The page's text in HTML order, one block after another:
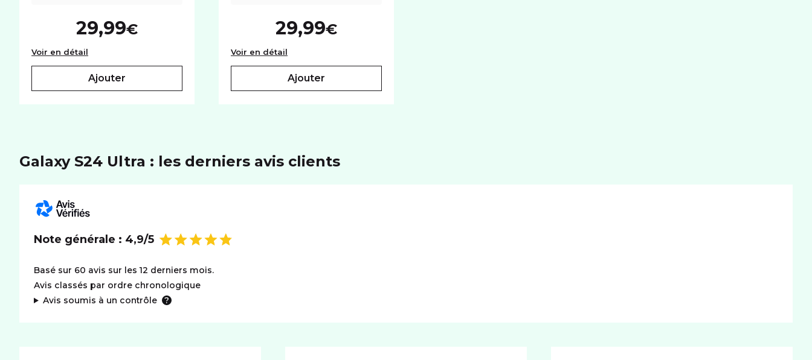
29,99€
Voir en détail Base chargeur secteur USB-C GaN 25W Samsung noir
ajouter
29,99€
Voir en détail
ajouter
Galaxy S24 Ultra : les derniers avis clients
Note générale : 4,9/5
Basé sur 60 avis sur les 12 derniers mois.
Avis classés par ordre chronologique
Avis soumis à un contrôle